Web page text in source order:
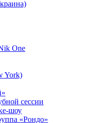
One
York)
сессии
шоу
«Рондо»